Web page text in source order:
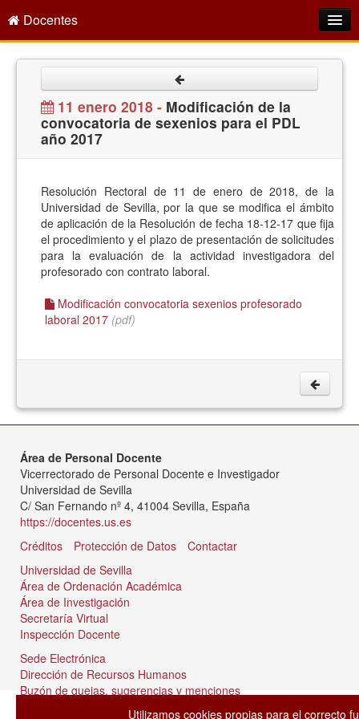
Docentes
Empleo Público
Gestión PDI
Seprus
Acción Social
Directorio
11 enero 2018 - Modificación de la
convocatoria de sexenios para el PDL
año 2017
Resolución Rectoral de 11 de enero de 2018, de la
Universidad de Sevilla, por la que se modifica el ámbito
de aplicación de la Resolución de fecha 18-12-17 que fija
el procedimiento y el plazo de presentación de solicitudes
para la evaluación de la actividad investigadora del
profesorado con contrato laboral.
Modificación convocatoria sexenios profesorado
laboral 2017 (pdf)
Área de Personal Docente
Vicerrectorado de Personal Docente e Investigador
Universidad de Sevilla
C/ San Fernando nº 4, 41004 Sevilla, España
https://docentes.us.es
Créditos
Protección de Datos
Contactar
Universidad de Sevilla
Área de Ordenación Académica
Área de Investigación
Secretaría Virtual
Inspección Docente
Sede Electrónica
Dirección de Recursos Humanos
Buzón de quejas, sugerencias y menciones
Utilizamos cookies propias para el correcto